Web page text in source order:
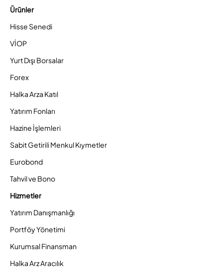
Ürünler
Hisse Senedi
VİOP
Yurt Dışı Borsalar
Forex
Halka Arza Katıl
Yatırım Fonları
Hazine İşlemleri
Sabit Getirili Menkul Kıymetler
Eurobond
Tahvil ve Bono
Hizmetler
Yatırım Danışmanlığı
Portföy Yönetimi
Kurumsal Finansman
Halka Arz Aracılık